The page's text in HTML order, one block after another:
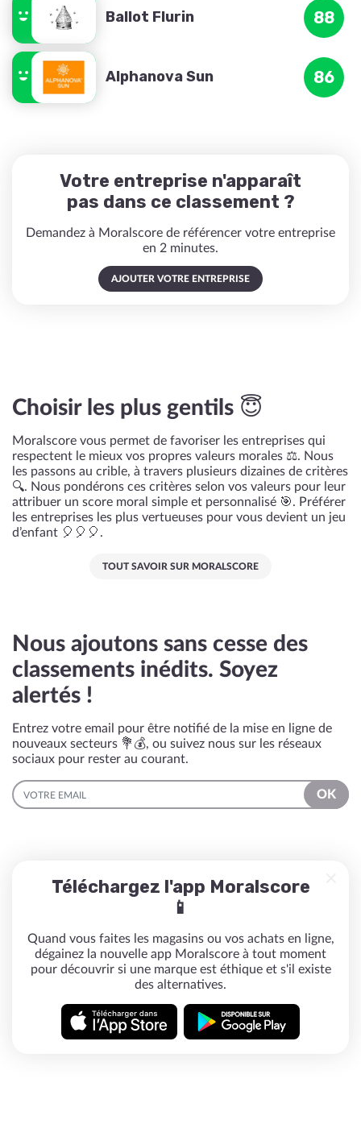
Ballot Flurin 88
Alphanova Sun 86
Votre entreprise n'apparaît
pas dans ce classement ?
Demandez à Moralscore de référencer votre entreprise
en 2 minutes.
AJOUTER VOTRE ENTREPRISE
Choisir les plus gentils 😇
Moralscore vous permet de favoriser les entreprises qui
respectent le mieux vos propres valeurs morales ⚖️. Nous
les passons au crible, à travers plusieurs dizaines de critères
🔍. Nous pondérons ces critères selon vos valeurs pour leur
attribuer un score moral simple et personnalisé 🎯. Préférer
les entreprises les plus vertueuses pour vous devient un jeu
d’enfant 🎈🎈🎈.
TOUT SAVOIR SUR MORALSCORE
Nous ajoutons sans cesse des
classements inédits. Soyez
alertés !
Entrez votre email pour être notifié de la mise en ligne de
nouveaux secteurs 💐💰, ou suivez nous sur les réseaux
sociaux pour rester au courant.
EMAIL
OK
Téléchargez l'app Moralscore
📱
Quand vous faites les magasins ou vos achats en ligne,
dégainez la nouvelle app Moralscore à tout moment
pour découvrir si une marque est éthique et s'il existe
des alternatives.